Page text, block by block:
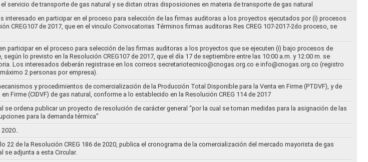
servicio de transporte de gas natural y se dictan otras disposiciones en materia de transporte de gas natural
interesado en participar en el proceso para selección de las firmas auditoras a los proyectos ejecutados por (i) procesos
CREG107 de 2017, que en el vinculo Convocatorias Términos firmas auditoras Res CREG 107-2017-2do proceso, se
participar en el proceso para selección de las firmas auditoras a los proyectos que se ejecuten (i) bajo procesos de
lo previsto en la Resolución CREG107 de 2017, que el día 17 de septiembre entre las 10:00 a.m. y 12:00 m. se
Los interesados deberán registrase en los correos secretariotecnico@cnogas.org.co e info@cnogas.org.co (registro
2 personas por empresa).
y procedimientos de comercialización de la Producción Total Disponible para la Venta en Firme (PTDVF), y de
Firme (CIDVF) de gas natural, conforme a lo establecido en la Resolución CREG 114 de 2017
se ordena publicar un proyecto de resolución de carácter general “por la cual se toman medidas para la asignación de las
para la demanda térmica”
22 de la Resolución CREG 186 de 2020, publica el cronograma de la comercialización del mercado mayorista de gas
se adjunta a esta Circular.